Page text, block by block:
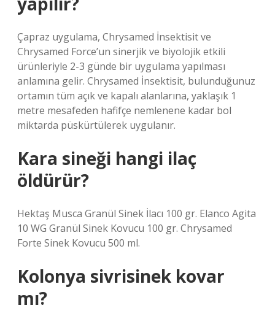
Çapraz uygulama, Chrysamed İnsektisit ve
Chrysamed Force’un sinerjik ve biyolojik etkili
ürünleriyle 2-3 günde bir uygulama yapılması
anlamına gelir. Chrysamed İnsektisit, bulunduğunuz
ortamın tüm açık ve kapalı alanlarına, yaklaşık 1
metre mesafeden hafifçe nemlenene kadar bol
miktarda püskürtülerek uygulanır.
Kara sineği hangi ilaç
öldürür?
Hektaş Musca Granül Sinek İlacı 100 gr. Elanco Agita
10 WG Granül Sinek Kovucu 100 gr. Chrysamed
Forte Sinek Kovucu 500 ml.
Kolonya sivrisinek kovar
mı?